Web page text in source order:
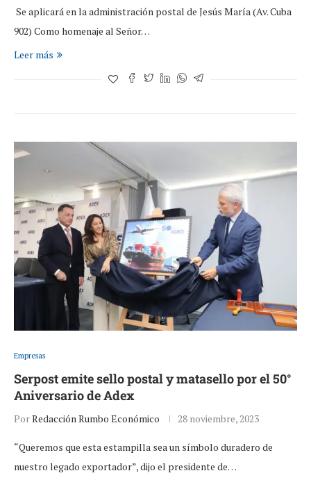
Se aplicará en la administración postal de Jesús María (Av. Cuba
902) Como homenaje al Señor…
Leer más
Empresas
Serpost emite sello postal y matasello por el 50°
Aniversario de Adex
PorRedacción Rumbo Económico 28 noviembre, 2023
“Queremos que esta estampilla sea un símbolo duradero de
nuestro legado exportador”, dijo el presidente de…